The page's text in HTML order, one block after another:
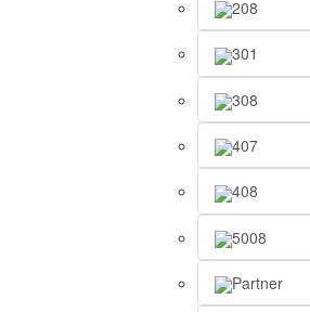
208
301
308
407
408
5008
Partner